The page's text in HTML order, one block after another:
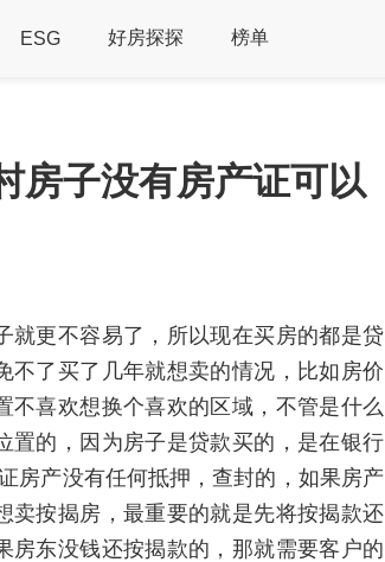
ESG 好房探探 榜单
房子没有房产证可以
就更不容易了，所以现在买房的都是贷
不了买了几年就想卖的情况，比如房价
不喜欢想换个喜欢的区域，不管是什么
置的，因为房子是贷款买的，是在银行
房产没有任何抵押，查封的，如果房产
卖按揭房，最重要的就是先将按揭款还
房东没钱还按揭款的，那就需要客户的